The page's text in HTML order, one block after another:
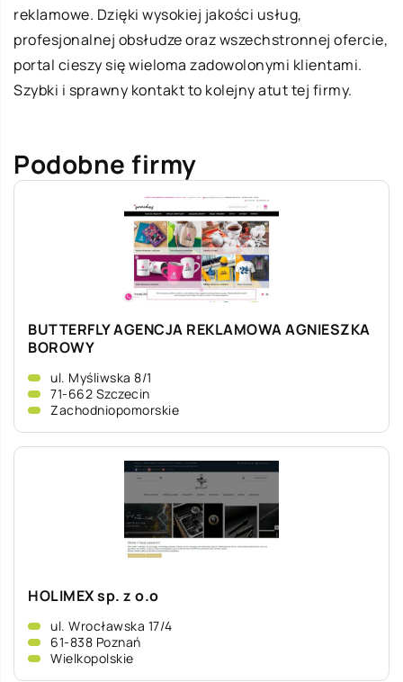
reklamowe. Dzięki wysokiej jakości usług,
profesjonalnej obsłudze oraz wszechstronnej ofercie,
portal cieszy się wieloma zadowolonymi klientami.
Szybki i sprawny kontakt to kolejny atut tej firmy.
Podobne firmy
BUTTERFLY AGENCJA REKLAMOWA AGNIESZKA
BOROWY
ul. Myśliwska 8/1
71-662 Szczecin
Zachodniopomorskie
HOLIMEX sp. z o.o
ul. Wrocławska 17/4
61-838 Poznań
Wielkopolskie